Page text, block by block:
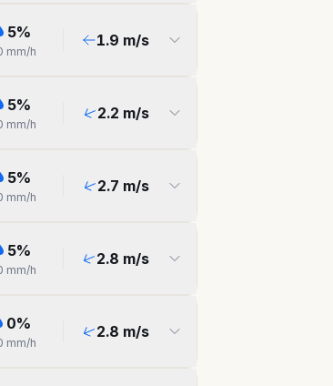
5%
mm/h
1.9 m/s
5%
mm/h
2.2 m/s
5%
mm/h
2.7 m/s
5%
mm/h
2.8 m/s
0%
mm/h
2.8 m/s